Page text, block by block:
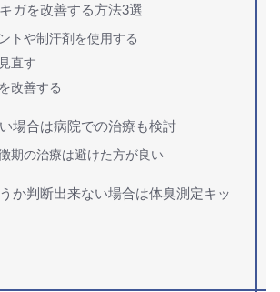
ガを改善する方法3選
トや制汗剤を使用する
直す
改善する
場合は病院での治療も検討
期の治療は避けた方が良い
か判断出来ない場合は体臭測定キッ